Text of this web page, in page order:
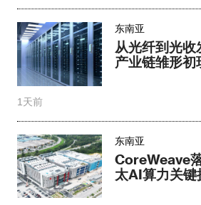
东南亚
从光纤到光
产业链雏形初
1天前
东南亚
CoreWeave
太AI算力关键